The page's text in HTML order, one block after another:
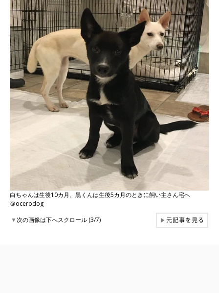
白ちゃんは生後10カ月、黒くんは生後5カ月のときに飼い主さん宅へ
＠ocerodog
▼次の画像は下へスクロール (3/7) ▶元記事を見る